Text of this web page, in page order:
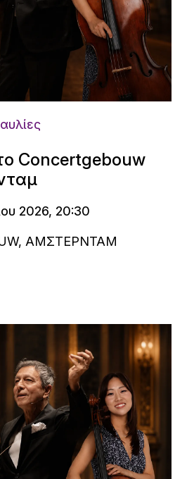
Concertgebouw
2026, 20:30
ΑΜΣΤΕΡΝΤΑΜ